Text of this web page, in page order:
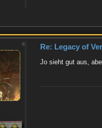
Re: Legacy of
Jo sieht gut aus,